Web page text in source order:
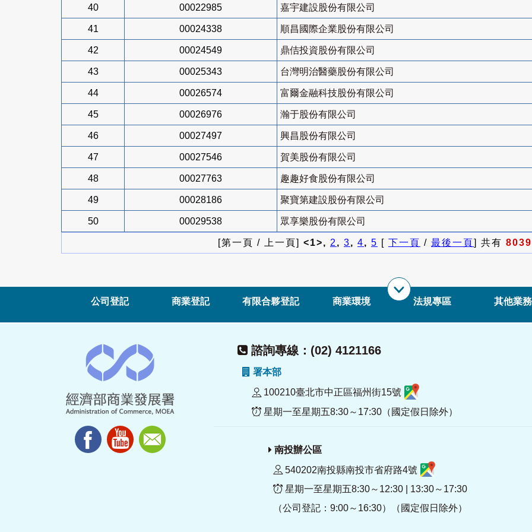
40 00022985 嘉宇建設股份有限公司
41 00024338 順昌國際企業股份有限公司
42 00024549 鼎佶投資股份有限公司
43 00025343 台灣明治醫藥股份有限公司
44 00026574 富爾金融科技股份有限公司
45 00026976 瀚于股份有限公司
46 00027497 興昌股份有限公司
47 00027546 賀美股份有限公司
48 00027763 趣趣好食股份有限公司
49 00028186 聚寶第建設股份有限公司
50 00029538 眾享樂股份有限公司
[第一頁 / 上一頁] <1>, 2, 3, 4, 5 [ 下一頁 / 最後一頁] 共有 8039
公司登記 商業登記 有限合夥登記 商業環境 法規專區 其他業務
諮詢專線：(02) 4121166
署本部
100210臺北市中正區福州街15號
星期一至星期五8:30～17:30（國定假日除外）
南投辦公區
540202南投縣南投市省府路4號
星期一至星期五8:30～12:30 | 13:30～17:30
（公司登記：9:00～16:30）（國定假日除外）